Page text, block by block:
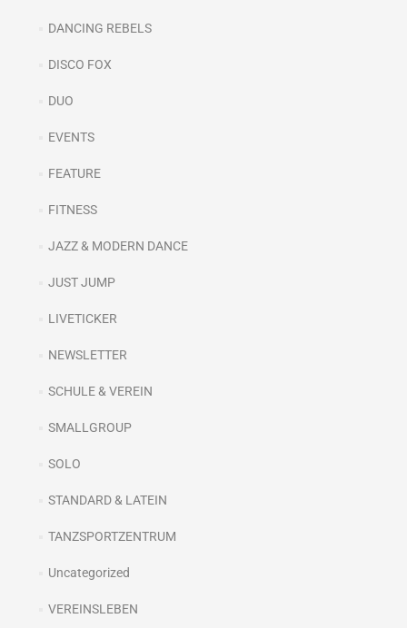
DANCING REBELS
DISCO FOX
DUO
EVENTS
FEATURE
FITNESS
JAZZ & MODERN DANCE
JUST JUMP
LIVETICKER
NEWSLETTER
SCHULE & VEREIN
SMALLGROUP
SOLO
STANDARD & LATEIN
TANZSPORTZENTRUM
Uncategorized
VEREINSLEBEN